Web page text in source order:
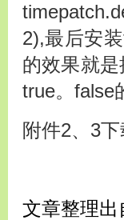
2),最后安
的效果就
true。false
附件2、3下
文章整理出